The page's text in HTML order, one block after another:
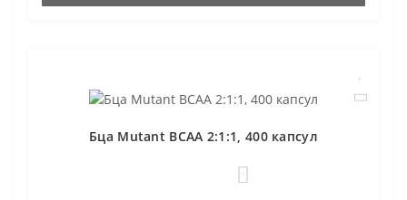
Бца Mutant BCAA 2:1:1, 400 капсул